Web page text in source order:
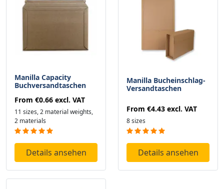
Manilla Capacity
Buchversandtaschen
From €0.66 excl. VAT
11 sizes, 2 material weights,
2 materials
Details ansehen
Manilla Bucheinschlag-
Versandtaschen
From €4.43 excl. VAT
8 sizes
Details ansehen